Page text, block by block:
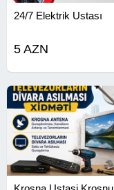
24/7 Elektrik Ustası
5 AZN